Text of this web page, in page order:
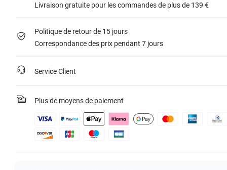
Livraison gratuite pour les commandes de plus de 139 €
Politique de retour de 15 jours
Correspondance des prix pendant 7 jours
Service Client
Plus de moyens de paiement